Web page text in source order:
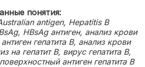
понятия:
antigen, Hepatitis B
HBsAg антиген, анализ крови
гепатита В, анализ крови
на гепатит B, вирус гепатита B,
антиген гепатита В